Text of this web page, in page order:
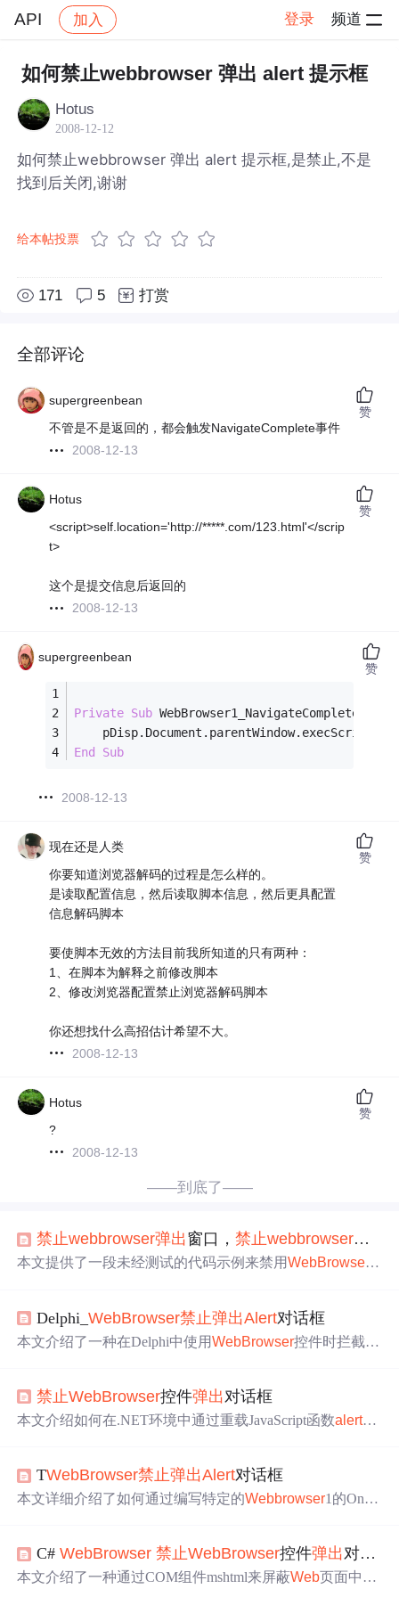
API 加入 登录 频道
社区 API 帖子详情
如何禁止webbrowser 弹出 alert 提示框
Hotus
2008-12-12
如何禁止webbrowser 弹出 alert 提示框,是禁止,不是
找到后关闭,谢谢
给本帖投票
171 5 打赏
全部评论
supergreenbean
不管是不是返回的，都会触发NavigateComplete事件
2008-12-13
赞
Hotus
<script>self.location='http://*****.com/123.html'</scrip
t>
这个是提交信息后返回的
2008-12-13
赞
supergreenbean
Private Sub WebBrowser1_NavigateComplete2(
    pDisp.Document.parentWindow.execScript
End
Sub
2008-12-13
赞
现在还是人类
你要知道浏览器解码的过程是怎么样的。
是读取配置信息，然后读取脚本信息，然后更具配置
信息解码脚本
要使脚本无效的方法目前我所知道的只有两种：
1、在脚本为解释之前修改脚本
2、修改浏览器配置禁止浏览器解码脚本
你还想找什么高招估计希望不大。
2008-12-13
赞
Hotus
?
2008-12-13
赞
——到底了——
禁止webbrowser弹出窗口，禁止webbrowser读取
本文提供了一段未经测试的代码示例来禁用WebBrowser
乎无效。
Delphi_WebBrowser禁止弹出Alert对话框
本文介绍了一种在Delphi中使用WebBrowser控件时拦截页
禁止WebBrowser控件弹出对话框
本文介绍如何在.NET环境中通过重载JavaScript函数alert、
TWebBrowser禁止弹出Alert对话框
本文详细介绍了如何通过编写特定的Webbrowser1的OnD
体实现步骤。
C#WebBrowser 禁止WebBrowser控件弹出对话框
本文介绍了一种通过COM组件mshtml来屏蔽Web页面中的